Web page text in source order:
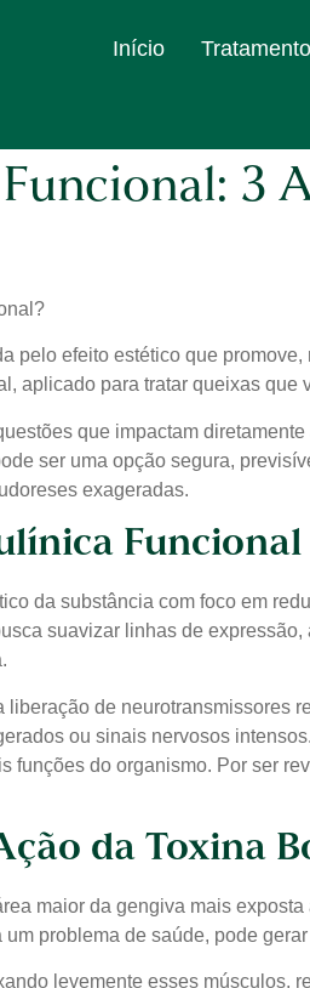
Início
3
pelo efeito estético que
aplicado para tratar queixas que
que impactam
ser uma opção segura,
exageradas.
Funcional
da substância com foco em
suavizar linhas de
de
ou sinais nervosos
funções do organismo. Por ser
da Toxina
maior da gengiva mais
problema de saúde, pode
levemente esses músculos,